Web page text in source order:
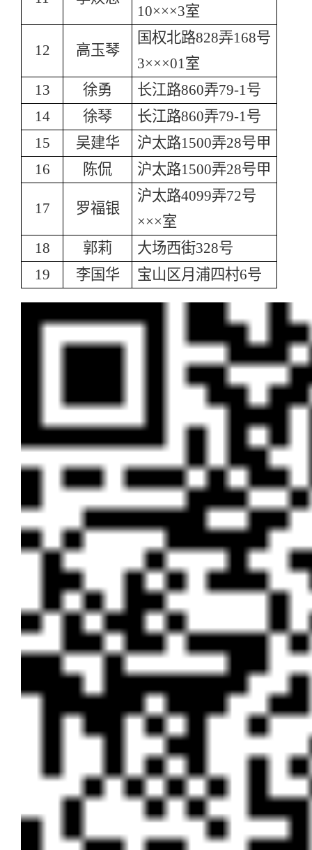
10×××3室
12 高玉琴
国权北路828弄168号
3×××01室
13
徐勇
长江路860弄79-1号
14
徐琴
长江路860弄79-1号
15
吴建华
沪太路1500弄28号甲
16
陈侃 沪太路1500弄28号甲
17 罗福银
沪太路4099弄72号
×××室
18
郭莉
大场西街328号
19
李国华 宝山区月浦四村6号